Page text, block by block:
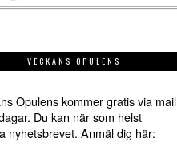
VECKANS OPULENS
Opulens kommer gratis via mail
Du kan när som helst
nyhetsbrevet. Anmäl dig här: